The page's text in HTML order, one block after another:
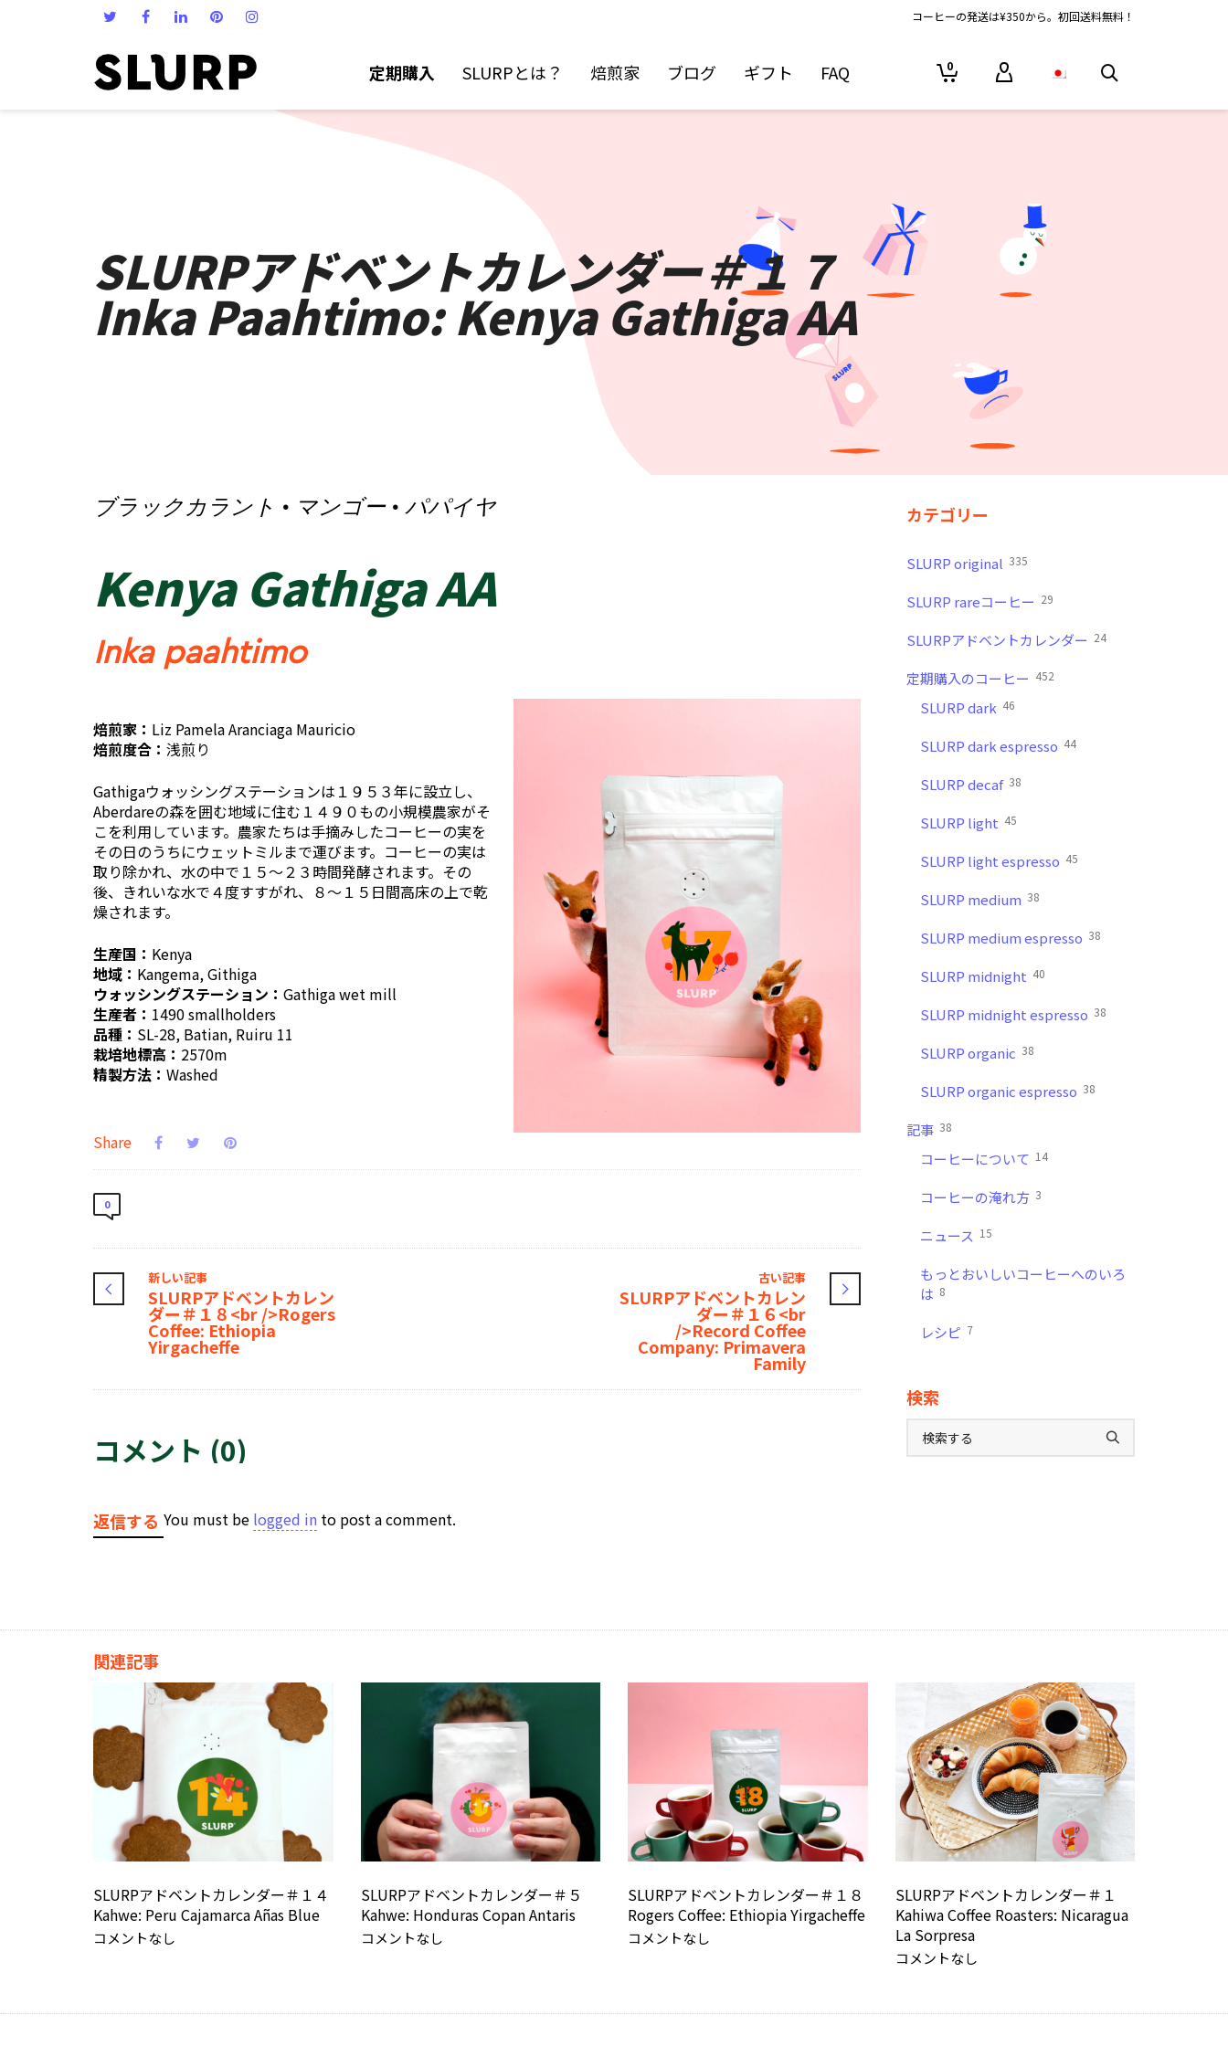
コーヒーの発送は¥350から。初回送料無料！
定期購入 SLURPとは？ 焙煎家 ブログ ギフト FAQ 0
SLURPアドベントカレンダー＃１７
Inka Paahtimo: Kenya Gathiga AA
ブラックカラント · マンゴー · パパイヤ
Kenya Gathiga AA
Inka paahtimo
焙煎家： Liz Pamela Aranciaga Mauricio
焙煎度合： 浅煎り
Gathigaウォッシングステーションは１９５３年に設立し、
Aberdareの森を囲む地域に住む１４９０もの小規模農家がそ
こを利用しています。農家たちは手摘みしたコーヒーの実を
その日のうちにウェットミルまで運びます。コーヒーの実は
取り除かれ、水の中で１５〜２３時間発酵されます。その
後、きれいな水で４度すすがれ、８〜１５日間高床の上で乾
燥されます。
生産国： Kenya
地域： Kangema, Githiga
ウォッシングステーション： Gathiga wet mill
生産者： 1490 smallholders
品種： SL-28, Batian, Ruiru 11
栽培地標高： 2570m
精製方法： Washed
Share
0
新しい記事
SLURPアドベントカレン
ダー＃１８<br />Rogers
Coffee: Ethiopia
Yirgacheffe
古い記事
SLURPアドベントカレン
ダー＃１６<br
/>Record Coffee
Company: Primavera
Family
コメント (0)
返信する You must be logged in to post a comment.
カテゴリー
SLURP original 335
SLURP rareコーヒー 29
SLURPアドベントカレンダー 24
定期購入のコーヒー 452
SLURP dark 46
SLURP dark espresso 44
SLURP decaf 38
SLURP light 45
SLURP light espresso 45
SLURP medium 38
SLURP medium espresso 38
SLURP midnight 40
SLURP midnight espresso 38
SLURP organic 38
SLURP organic espresso 38
記事 38
コーヒーについて 14
コーヒーの淹れ方 3
ニュース 15
もっとおいしいコーヒーへのいろ
は 8
レシピ 7
検索
関連記事
SLURPアドベントカレンダー＃１４
Kahwe: Peru Cajamarca Añas Blue
コメントなし
SLURPアドベントカレンダー＃５
Kahwe: Honduras Copan Antaris
コメントなし
SLURPアドベントカレンダー＃１８
Rogers Coffee: Ethiopia Yirgacheffe
コメントなし
SLURPアドベントカレンダー＃１
Kahiwa Coffee Roasters: Nicaragua
La Sorpresa
コメントなし